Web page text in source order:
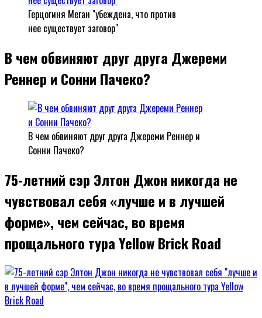
Герцогиня Меган "убеждена, что против
нее существует заговор"
В чем обвиняют друг друга Джереми
Реннер и Сонни Пачеко?
В чем обвиняют друг друга Джереми Реннер и
Сонни Пачеко?
75-летний сэр Элтон Джон никогда не
чувствовал себя «лучше и в лучшей
форме», чем сейчас, во время
прощального тура Yellow Brick Road